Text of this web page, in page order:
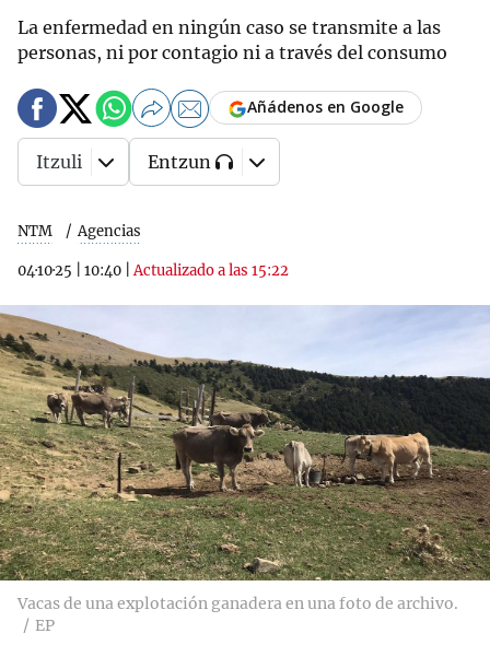
La enfermedad en ningún caso se transmite a las
personas, ni por contagio ni a través del consumo
NTM Agencias
04·10·25 10:40 |Actualizado a las 15:22
Añádenos en Google
Itzuli Entzun
Vacas de una explotación ganadera en una foto de archivo.
EP